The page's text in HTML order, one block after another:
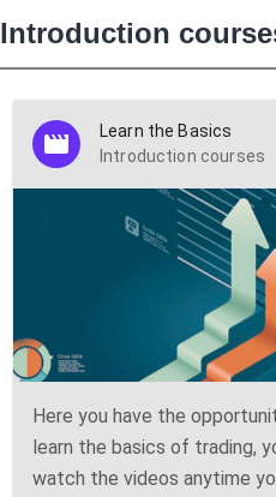
Introduction
Learn the Basics
Introduction courses
Here you have the
learn the basics of trading,
watch the videos anytime